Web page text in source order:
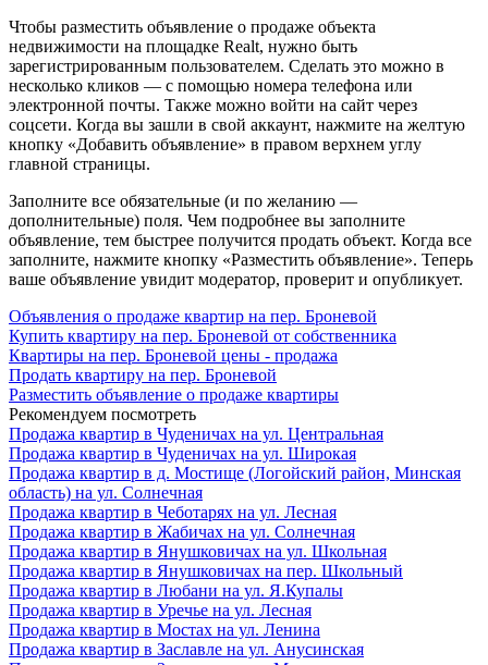
Чтобы разместить объявление о продаже объекта
недвижимости на площадке Realt, нужно быть
зарегистрированным пользователем. Сделать это можно в
несколько кликов — с помощью номера телефона или
электронной почты. Также можно войти на сайт через
соцсети. Когда вы зашли в свой аккаунт, нажмите на желтую
кнопку «Добавить объявление» в правом верхнем углу
главной страницы.
Заполните все обязательные (и по желанию —
дополнительные) поля. Чем подробнее вы заполните
объявление, тем быстрее получится продать объект. Когда все
заполните, нажмите кнопку «Разместить объявление». Теперь
ваше объявление увидит модератор, проверит и опубликует.
Объявления о продаже квартир на пер. Броневой
Купить квартиру на пер. Броневой от собственника
Квартиры на пер. Броневой цены - продажа
Продать квартиру на пер. Броневой
Разместить объявление о продаже квартиры
Рекомендуем посмотреть
Продажа квартир в Чуденичах на ул. Центральная
Продажа квартир в Чуденичах на ул. Широкая
Продажа квартир в д. Мостище (Логойский район, Минская
область) на ул. Солнечная
Продажа квартир в Чеботарях на ул. Лесная
Продажа квартир в Жабичах на ул. Солнечная
Продажа квартир в Янушковичах на ул. Школьная
Продажа квартир в Янушковичах на пер. Школьный
Продажа квартир в Любани на ул. Я.Купалы
Продажа квартир в Уречье на ул. Лесная
Продажа квартир в Мостах на ул. Ленина
Продажа квартир в Заславле на ул. Анусинская